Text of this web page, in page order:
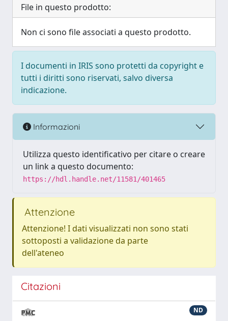
File in questo prodotto:
Non ci sono file associati a questo prodotto.
I documenti in IRIS sono protetti da copyright e
tutti i diritti sono riservati, salvo diversa
indicazione.
Informazioni
Utilizza questo identificativo per citare o creare
un link a questo documento:
https://hdl.handle.net/11581/401465
Attenzione
Attenzione! I dati visualizzati non sono stati
sottoposti a validazione da parte
dell'ateneo
Citazioni
ND